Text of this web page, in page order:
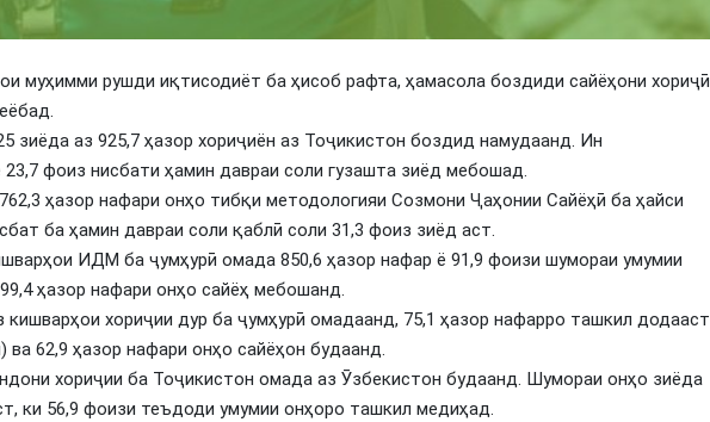
муҳимми рушди иқтисодиёт ба ҳисоб рафта, ҳамасола боздиди сайёҳони хориҷӣ
зиёда аз 925,7 ҳазор хориҷиён аз Тоҷикистон боздид намудаанд. Ин
фоиз нисбати ҳамин давраи соли гузашта зиёд мебошад.
ҳазор нафари онҳо тибқи методологияи Созмони Ҷаҳонии Сайёҳӣ ба ҳайси
ба ҳамин давраи соли қаблӣ соли 31,3 фоиз зиёд аст.
ИДМ ба ҷумҳурӣ омада 850,6 ҳазор нафар ё 91,9 фоизи шумораи умумии
ҳазор нафари онҳо сайёҳ мебошанд.
хориҷии дур ба ҷумҳурӣ омадаанд, 75,1 ҳазор нафарро ташкил додааст
62,9 ҳазор нафари онҳо сайёҳон будаанд.
хориҷии ба Тоҷикистон омада аз Ӯзбекистон будаанд. Шумораи онҳо зиёда
ки 56,9 фоизи теъдоди умумии онҳоро ташкил медиҳад.